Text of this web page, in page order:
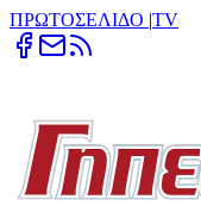
ΠΡΩΤΟΣΕΛΙΔΟ |TV